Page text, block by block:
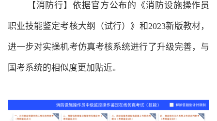
【消防行】依据官方公布的《消防设施操作员
职业技能鉴定考核大纲（试行）》和2023新版教材，
进一步对实操机考仿真考核系统进行了升级完善，与
国考系统的相似度更加贴近。